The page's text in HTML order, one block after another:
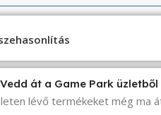
Vedd át a Game Park üzletből
lévő termékeket még ma